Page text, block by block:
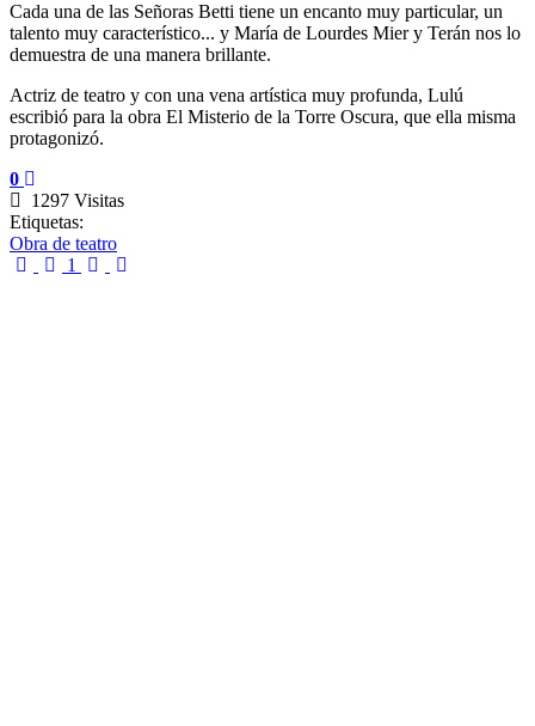
Cada una de las Señoras Betti tiene un encanto muy particular, un
talento muy característico... y María de Lourdes Mier y Terán nos lo
demuestra de una manera brillante.
Actriz de teatro y con una vena artística muy profunda, Lulú
escribió para la obra El Misterio de la Torre Oscura, que ella misma
protagonizó.
0
1297 Visitas
Etiquetas:
Obra de teatro
First Page
Previous Page
1 Next Page